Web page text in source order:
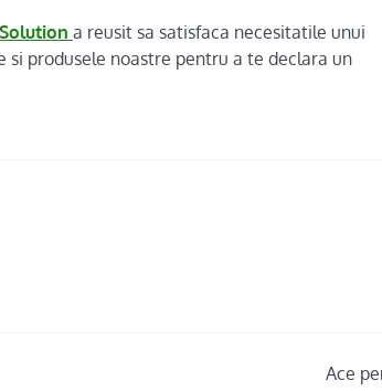
a reusit sa satisfaca necesitatile unui
produsele noastre pentru a te declara un
Ace